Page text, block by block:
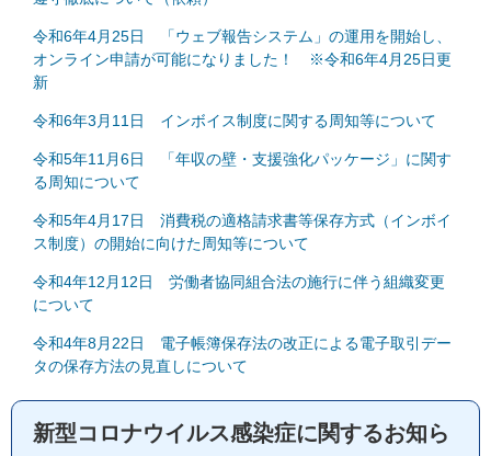
令和6年4月25日 「ウェブ報告システム」の運用を開始し、
オンライン申請が可能になりました！ ※令和6年4月25日更
新
令和6年3月11日 インボイス制度に関する周知等について
令和5年11月6日 「年収の壁・支援強化パッケージ」に関す
る周知について
令和5年4月17日 消費税の適格請求書等保存方式（インボイ
ス制度）の開始に向けた周知等について
令和4年12月12日 労働者協同組合法の施行に伴う組織変更
について
令和4年8月22日 電子帳簿保存法の改正による電子取引デー
タの保存方法の見直しについて
新型コロナウイルス感染症に関するお知ら